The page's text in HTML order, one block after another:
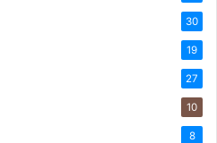
30
19
27
10
8